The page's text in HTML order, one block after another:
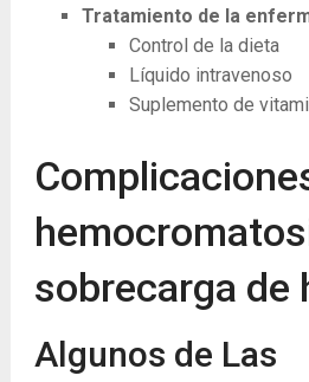
Tratamiento de la
Control de la dieta
Líquido intravenoso
Suplemento de
sobrecarga de
Algunos de Las